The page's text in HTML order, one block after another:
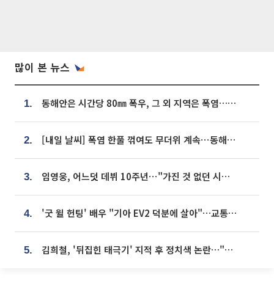
많이 본 뉴스
1. 동해안은 시간당 80㎜ 폭우, 그 외 지역은 폭염…‘극과 극 날씨’
2. [내일 날씨] 폭염 한풀 꺾여도 무더위 계속⋯동해안 이틀 연속 비
3. 임영웅, 어느덧 데뷔 10주년⋯"가진 것 없던 시절, 내 앞엔 20명의 팬뿐"
4. '굿 윌 헌팅' 배우 "기아 EV2 덕분에 살아"…교통사고 후 안전성 극찬
5. 김희철, '뒤집힌 태극기' 지적 후 정치색 논란…"좌우 떠나 우리나라 국기"